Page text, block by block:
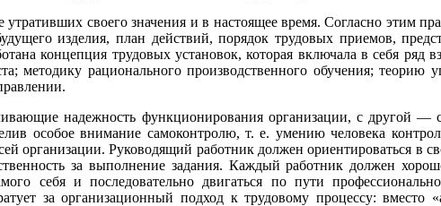
своего значения и в настоящее время. Согласно этим
изделия, план действий, порядок трудовых приемов,
концепция трудовых установок, которая включала в себя ряд
методику рационального производственного обучения; теорию
надежность функционирования организации, с другой —
особое внимание самоконтролю, т. е. умению человека
организации. Руководящий работник должен ориентироваться в
за выполнение задания. Каждый работник должен
себя и последовательно двигаться по пути
за организационный подход к трудовому процессу: